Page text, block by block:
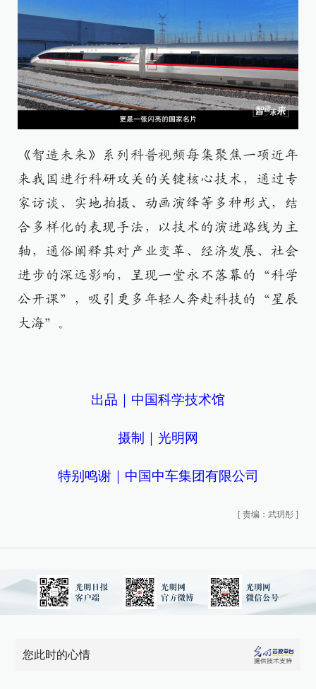
《智造未来》系列科普视频每集聚焦一项近年
来我国进行科研攻关的关键核心技术，通过专
家访谈、实地拍摄、动画演绎等多种形式，结
合多样化的表现手法，以技术的演进路线为主
轴，通俗阐释其对产业变革、经济发展、社会
进步的深远影响，呈现一堂永不落幕的“科学
公开课”，吸引更多年轻人奔赴科技的“星辰
大海”。
出品｜中国科学技术馆
摄制｜光明网
特别鸣谢｜中国中车集团有限公司
[ 责编：武玥彤 ]
您此时的心情